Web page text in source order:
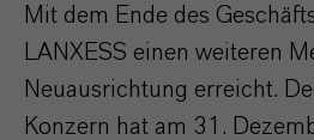
Mit dem Ende des
LANXESS einen weiteren
Neuausrichtung erreicht.
Konzern hat am 31.